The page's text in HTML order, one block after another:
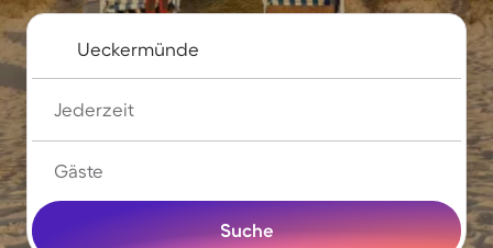
Jederzeit
Gäste
Suche